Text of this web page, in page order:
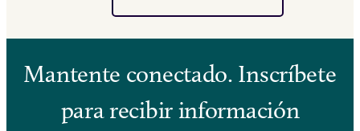
Mantente conectado. Inscríbete
para recibir información